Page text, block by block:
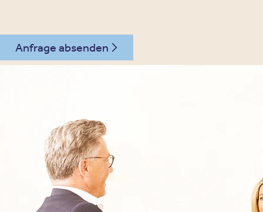
Anfrage absenden
Informationen
Für Patienten
Für Zuweiser
Für Angehörige
Kliniken für Kinder & Jugendlichen